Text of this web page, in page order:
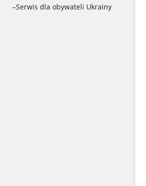
–Serwis dla obywateli Ukrainy